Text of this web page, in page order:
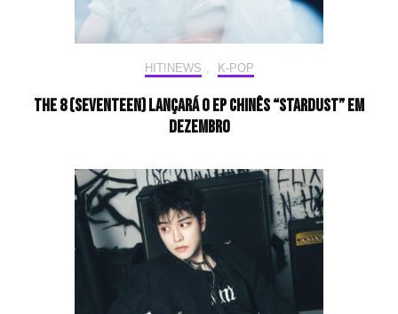
HIT!NEWS K-POP
THE 8 (SEVENTEEN) lançará o EP chinês “STARDUST” em
dezembro